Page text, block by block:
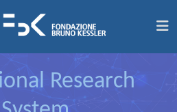
Research